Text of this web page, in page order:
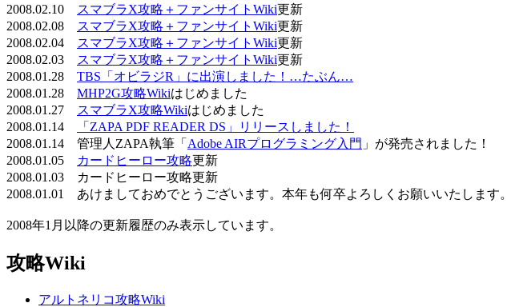
2008.02.10
スマブラX攻略＋ファンサイトWiki更新
2008.02.08
スマブラX攻略＋ファンサイトWiki更新
2008.02.04
スマブラX攻略＋ファンサイトWiki更新
2008.02.03
スマブラX攻略＋ファンサイトWiki更新
2008.01.28 TBS「オビラジR」に出演しました！…たぶん…
2008.01.28 MHP2G攻略Wikiはじめました
2008.01.27
スマブラX攻略Wikiはじめました
2008.01.14
「ZAPA PDF READER DS」リリースしました！
2008.01.14 管理人ZAPA執筆「 Adobe AIRプログラミング入門 」が発売されました！
2008.01.05
カードヒーロー攻略更新
2008.01.03 カードヒーロー攻略更新
2008.01.01 あけましておめでとうございます。本年も何卒よろしくお願いいたします。
2008年1月以降の更新履歴のみ表示しています。
攻略Wiki
アルトネリコ攻略Wiki